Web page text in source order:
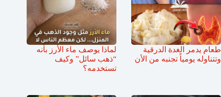
طعام يدمر الغدة الدرقية
وتتناوله يومياً تجنبه من الأن
لماذا يوصف ماء الأرز بأنه
“ذهب سائل” وكيف
تستخدمه؟